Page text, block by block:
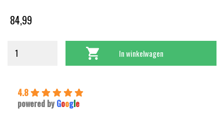
84,99
In winkelwagen
4.8
powered by Google